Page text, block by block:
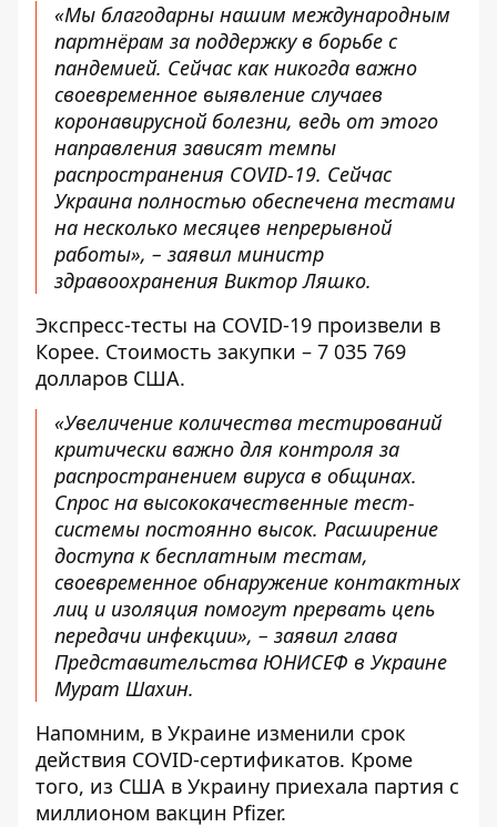
«Мы благодарны нашим международным
партнёрам за поддержку в борьбе с
пандемией. Сейчас как никогда важно
своевременное выявление случаев
коронавирусной болезни, ведь от этого
направления зависят темпы
распространения COVID-19. Сейчас
Украина полностью обеспечена тестами
на несколько месяцев непрерывной
работы», – заявил министр
здравоохранения Виктор Ляшко.
Экспресс-тесты на СOVID-19 произвели в
Корее. Стоимость закупки – 7 035 769
долларов США.
«Увеличение количества тестирований
критически важно для контроля за
распространением вируса в общинах.
Спрос на высококачественные тест-
системы постоянно высок. Расширение
доступа к бесплатным тестам,
своевременное обнаружение контактных
лиц и изоляция помогут прервать цепь
передачи инфекции», – заявил глава
Представительства ЮНИСЕФ в Украине
Мурат Шахин.
Напомним, в Украине изменили срок
действия COVID-сертификатов. Кроме
того, из США в Украину приехала партия с
миллионом вакцин Pfizer.